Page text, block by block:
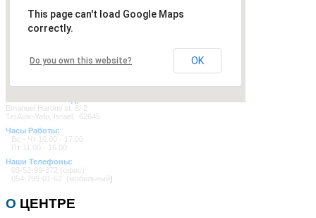
This page can't load Google Maps
correctly.
Do you own this website? OK
Emanuel Haromi st. 8/ 2
Tel Aviv-Yafo, Israel, 62645
Часы Работы:
Вс - Чт 10.00 - 17.00
Пт 11.00 - 16.00
Наши Телефоны:
03-52-99-372 (офис)
054-799-01-62 (мобильный)
О ЦЕНТРЕ